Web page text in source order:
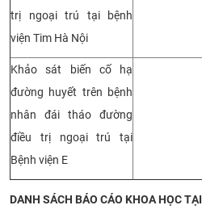
trị ngoại trú tại bệnh
viện Tim Hà Nội
Khảo sát biến cố hạ
đường huyết trên bệnh
nhân đái tháo đường
điều trị ngoại trú tại
Bệnh viện E
DANH SÁCH BÁO CÁO KHOA HỌC